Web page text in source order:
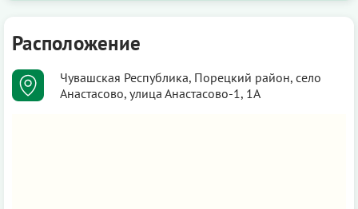
Расположение
Чувашская Республика, Порецкий район, село
Анастасово, улица Анастасово-1, 1А